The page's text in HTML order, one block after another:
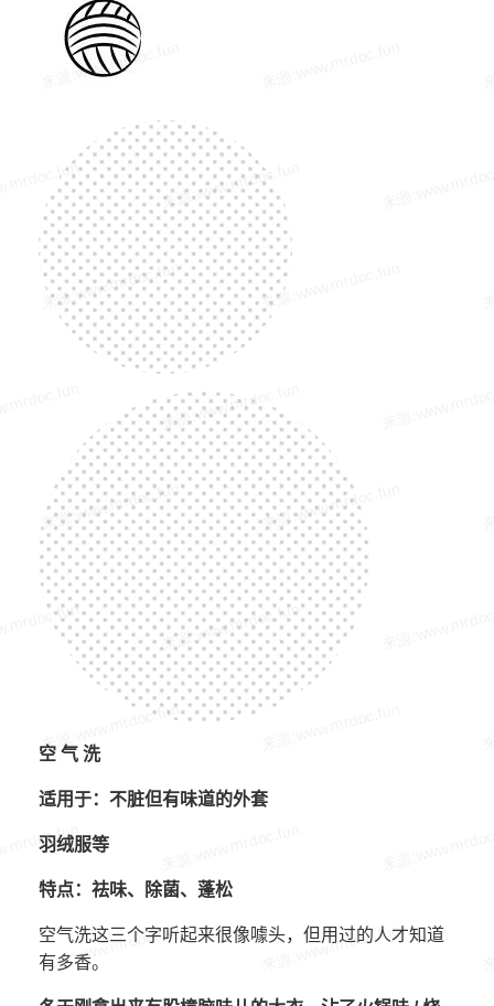
空 气 洗
适用于：不脏但有味道的外套
羽绒服等
特点：祛味、除菌、蓬松
空气洗这三个字听起来很像噱头，但用过的人才知道
有多香。